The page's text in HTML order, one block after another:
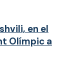
en el
Olímpic a